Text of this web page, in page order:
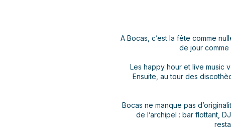
A Bocas, c’est la fête comme
de jour comme
Les happy hour et live music
Ensuite, au tour des
Bocas ne manque pas
de l’archipel : bar flottant,